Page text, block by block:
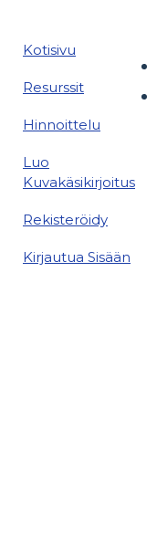
Kotisivu
Resurssit
Hinnoittelu
Luo
Kuvakäsikirjoitus
Rekisteröidy
Kirjautua Sisään